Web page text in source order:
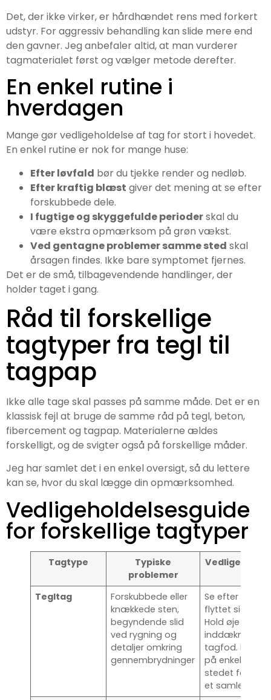
Det, der ikke virker, er hårdhændet rens med forkert
udstyr. For aggressiv behandling kan slide mere end
den gavner. Jeg anbefaler altid, at man vurderer
tagmaterialet først og vælger metode derefter.
En enkel rutine i
hverdagen
Mange gør vedligeholdelse af tag for stort i hovedet.
En enkel rutine er nok for mange huse:
Efter løvfald bør du tjekke render og nedløb.
Efter kraftig blæst giver det mening at se efter
forskubbede dele.
I fugtige og skyggefulde perioderskal du
være ekstra opmærksom på grøn vækst.
Ved gentagne problemer samme sted skal
årsagen findes. Ikke bare symptomet fjernes.
Det er de små, tilbagevendende handlinger, der
holder taget i gang.
Råd til forskellige
tagtyper fra tegl til
tagpap
Ikke alle tage skal passes på samme måde. Det er en
klassisk fejl at bruge de samme råd på tegl, beton,
fibercement og tagpap. Materialerne ældes
forskelligt, og de svigter også på forskellige måder.
Jeg har samlet det i en enkel oversigt, så du lettere
kan se, hvor du skal lægge din opmærksomhed.
Vedligeholdelsesguide
for forskellige tagtyper
Tagtype
Typiske
problemer
Tegltag
Forskubbede eller
knækkede sten,
begyndende slid
ved rygning og
detaljer omkring
gennembrydninger
Se efter sten,
flyttet sig
Hold øje med
inddækninger
tagfod.
på enkelte
stedet for at
et samlet